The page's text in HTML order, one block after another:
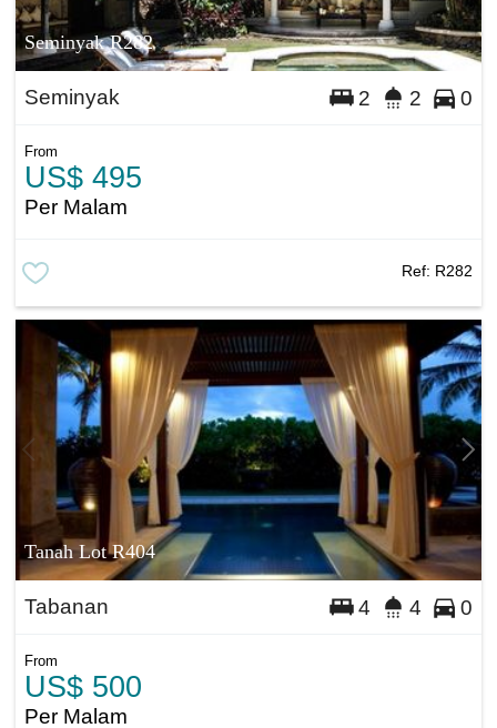
Seminyak R282
Seminyak 2 2 0
From
US$ 495
Per Malam
Ref: R282
Tanah Lot R404
Tabanan 4 4 0
From
US$ 500
Per Malam